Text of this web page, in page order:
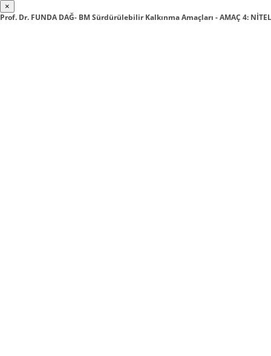
×
Prof. Dr. FUNDA DAĞ- BM Sürdürülebilir Kalkınma Amaçları - AMAÇ 4: